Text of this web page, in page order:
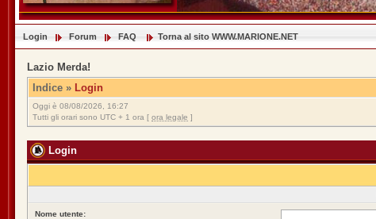
Login Forum FAQ Torna al sito WWW.MARIONE.NET
Lazio Merda!
Indice » Login
Oggi è 08/08/2026, 16:27
Tutti gli orari sono UTC + 1 ora [ ora legale ]
Login
Nome utente: